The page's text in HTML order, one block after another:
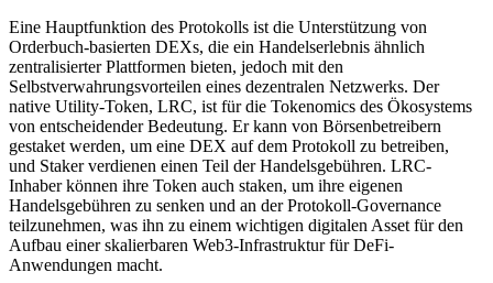
Eine Hauptfunktion des Protokolls ist die Unterstützung von
Orderbuch-basierten DEXs, die ein Handelserlebnis ähnlich
zentralisierter Plattformen bieten, jedoch mit den
Selbstverwahrungsvorteilen eines dezentralen Netzwerks. Der
native Utility-Token, LRC, ist für die Tokenomics des Ökosystems
von entscheidender Bedeutung. Er kann von Börsenbetreibern
gestaket werden, um eine DEX auf dem Protokoll zu betreiben,
und Staker verdienen einen Teil der Handelsgebühren. LRC-
Inhaber können ihre Token auch staken, um ihre eigenen
Handelsgebühren zu senken und an der Protokoll-Governance
teilzunehmen, was ihn zu einem wichtigen digitalen Asset für den
Aufbau einer skalierbaren Web3-Infrastruktur für DeFi-
Anwendungen macht.